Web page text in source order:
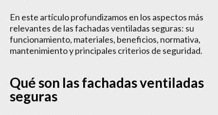
En este artículo profundizamos en los aspectos más
relevantes de las fachadas ventiladas seguras: su
funcionamiento, materiales, beneficios, normativa,
mantenimiento y principales criterios de seguridad.
Qué son las fachadas ventiladas
seguras